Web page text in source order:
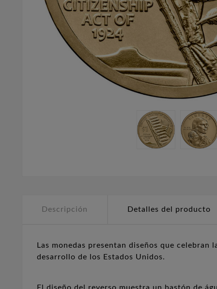
Descripción Detalles del producto
Las monedas presentan diseños que
desarrollo de los Estados Unidos.